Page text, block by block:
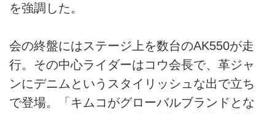
を強調した。
会の終盤にはステージ上を数台のAK550が走
行。その中心ライダーはコウ会長で、革ジャ
ンにデニムというスタイリッシュな出で立ち
で登場。「キムコがグローバルブランドとな